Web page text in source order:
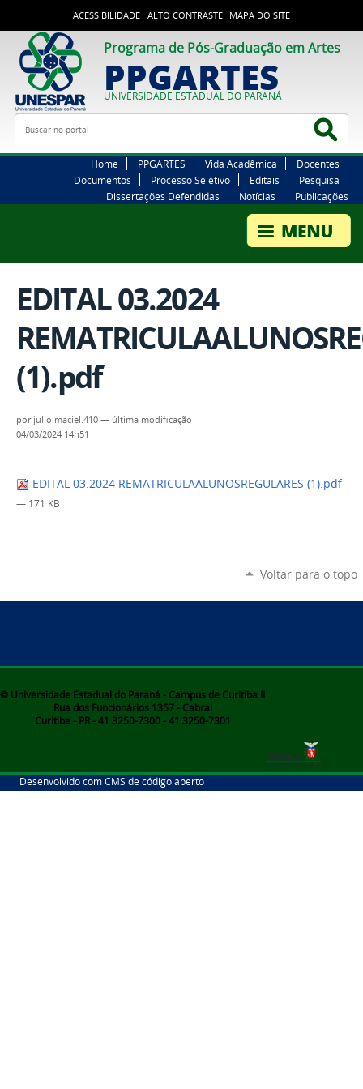
ACESSIBILIDADE ALTO CONTRASTE MAPA DO SITE
Programa de Pós-Graduação em Artes
PPGARTES
UNIVERSIDADE ESTADUAL DO PARANÁ
Buscar no portal
Home PPGARTES Vida Acadêmica
Docentes
Documentos
Processo Seletivo Editais
Pesquisa
Dissertações Defendidas
Notícias Publicações
EDITAL 03.2024
(1).pdf
por julio.maciel.410 — última modificação
04/03/2024 14h51
EDITAL 03.2024 REMATRICULAALUNOSREGULARES (1).pdf
— 171 KB
Voltar para o topo
© Universidade Estadual do Paraná - Campus de Curitiba II
Rua dos Funcionários 1357 - Cabral
Curitiba - PR - 41 3250-7300 - 41 3250-7301
Desenvolvido com CMS de código aberto